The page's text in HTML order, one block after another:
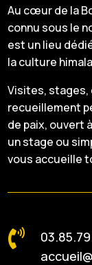
Au cœur de la
connu sous le
est un lieu
la culture
Visites,
recueillement
de paix, ouvert
un stage ou
vous accueille
